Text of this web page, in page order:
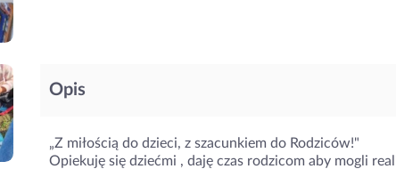
Opis
„Z miłością do dzieci, z szacunkiem do Rodziców!"
Opiekuję się dziećmi ‍, daję czas rodzicom aby mogli